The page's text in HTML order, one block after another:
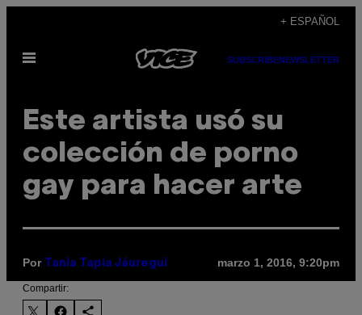
contenido
+ ESPAÑOL
Abrir
SUBSCRIBENEWSLETTER
Este artista usó su
colección de porno
gay para hacer arte
Por Tania Tapia Jáuregui marzo 1, 2016, 9:20pm
Compartir: